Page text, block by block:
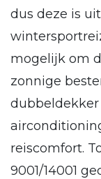
dus deze is
mogelijk om
zonnige
reiscomfort.
9001/14001